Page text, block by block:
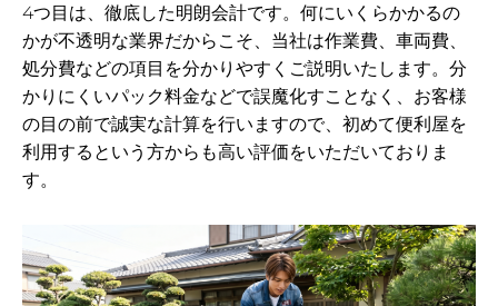
4つ目は、徹底した明朗会計です。何にいくらかかるの
かが不透明な業界だからこそ、当社は作業費、車両費、
処分費などの項目を分かりやすくご説明いたします。分
かりにくいパック料金などで誤魔化すことなく、お客様
の目の前で誠実な計算を行いますので、初めて便利屋を
利用するという方からも高い評価をいただいておりま
す。